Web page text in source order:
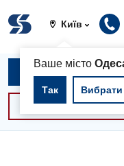
Київ
Ваше місто
Так Вибрати